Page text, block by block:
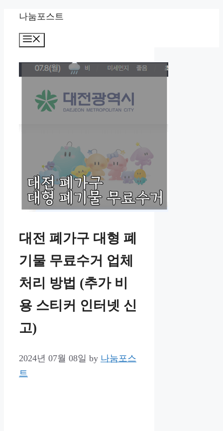
content
나눔포스트
대전 폐가구 대형 폐
기물 무료수거 업체
처리 방법 (추가 비
용 스티커 인터넷 신
고)
2024년 07월 08일 by 나눔포스
트